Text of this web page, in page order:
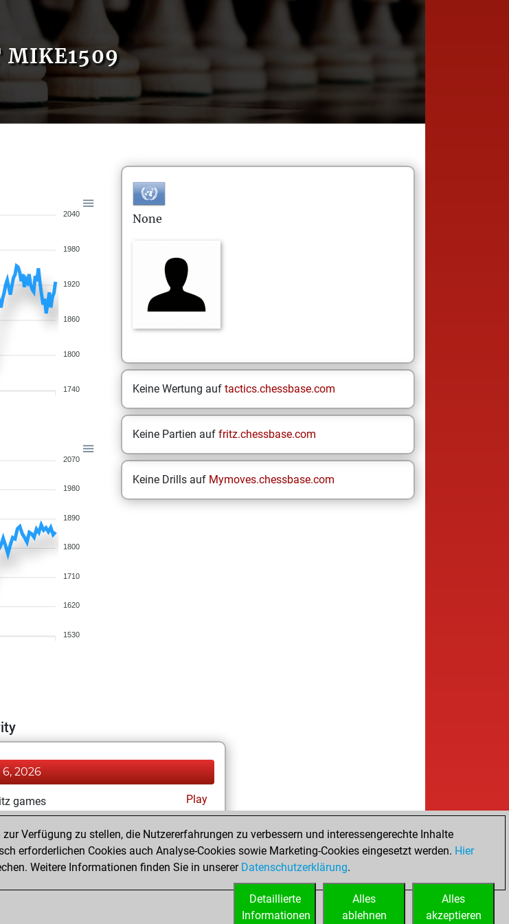
MIKE1509
2040
1980
1920
1860
1800
1740
2070
1980
1890
1800
1710
1620
1530
None
Keine Wertung auf tactics.chessbase.com
Keine Partien auf fritz.chessbase.com
Keine Drills auf Mymoves.chessbase.com
2026
games
Play
games
-98 in bullet
Verfügung zu stellen, die Nutzererfahrungen zu verbessern und interessengerechte Inhalte
erforderlichen Cookies auch Analyse-Cookies sowie Marketing-Cookies eingesetzt werden. Hier
Weitere Informationen finden Sie in unserer Datenschutzerklärung.
Alles
akzeptieren
Alles
ablehnen
Detaillierte
Informationen